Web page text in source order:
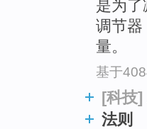
是为
调节器
量。
基于
[科技]
法则